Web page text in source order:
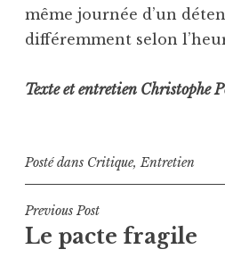
même journée d’un
différemment selon
Texte et entretien Christophe
Posté dans Critique,Entretien
Navigation
de
Previous Post
Le pacte fragile